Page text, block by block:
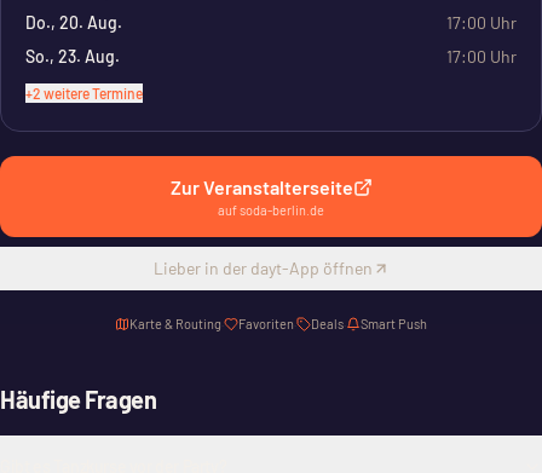
Do., 20. Aug.
17:00 Uhr
So., 23. Aug.
17:00 Uhr
+2 weitere Termine
Zur Veranstalterseite
aufsoda-berlin.de
Lieber in der dayt-App öffnen
Karte & Routing Favoriten Deals Smart Push
Häufige Fragen